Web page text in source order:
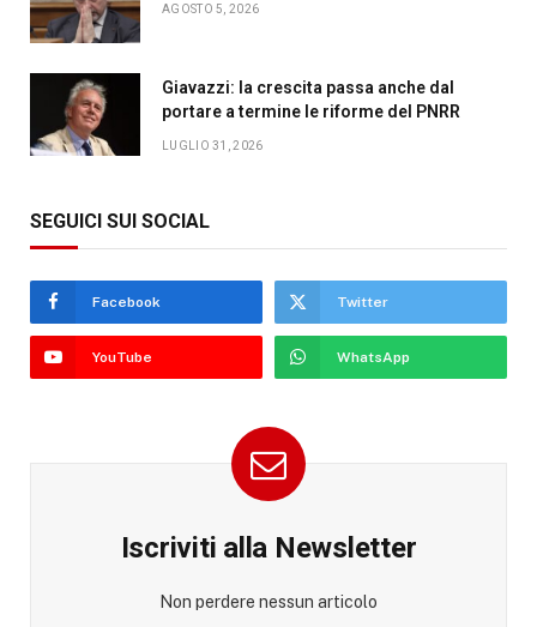
AGOSTO 5, 2026
Giavazzi: la crescita passa anche dal
portare a termine le riforme del PNRR
LUGLIO 31, 2026
SEGUICI SUI SOCIAL
Facebook Twitter
YouTube WhatsApp
Iscriviti alla Newsletter
Non perdere nessun articolo